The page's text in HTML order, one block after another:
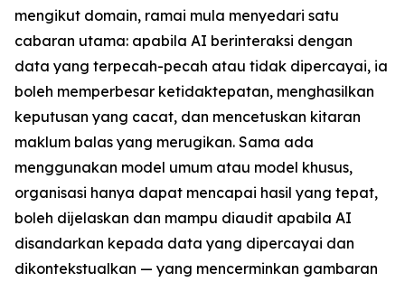
mengikut domain, ramai mula menyedari satu
cabaran utama: apabila AI berinteraksi dengan
data yang terpecah-pecah atau tidak dipercayai, ia
boleh memperbesar ketidaktepatan, menghasilkan
keputusan yang cacat, dan mencetuskan kitaran
maklum balas yang merugikan. Sama ada
menggunakan model umum atau model khusus,
organisasi hanya dapat mencapai hasil yang tepat,
boleh dijelaskan dan mampu diaudit apabila AI
disandarkan kepada data yang dipercayai dan
dikontekstualkan — yang mencerminkan gambaran